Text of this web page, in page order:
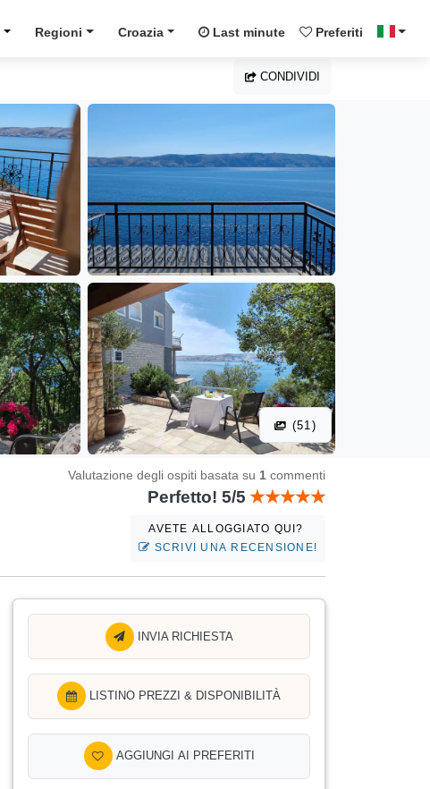
Regioni Croazia Last minute Preferiti
CONDIVIDI
(51)
Valutazione degli ospiti basata su 1 commenti
Perfetto! 5/5
AVETE ALLOGGIATO QUI?
SCRIVI UNA RECENSIONE!
INVIA RICHIESTA
LISTINO PREZZI & DISPONIBILITÀ
AGGIUNGI AI PREFERITI